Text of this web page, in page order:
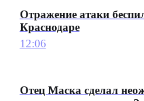
Отражение атаки
Краснодаре
12:06
Отец Маска сделал